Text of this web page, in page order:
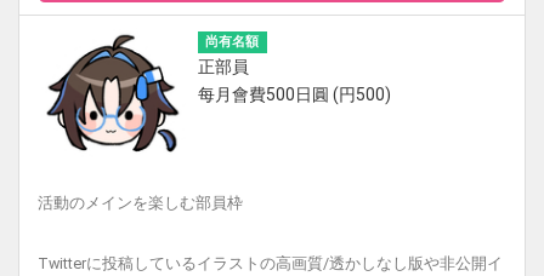
尚有名額
正部員
每月會費500日圓 (円500)
活動のメインを楽しむ部員枠
Twitterに投稿しているイラストの高画質/透かしなし版や非公開イ